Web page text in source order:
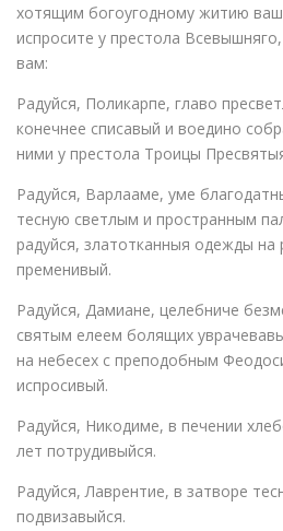
хотящим богоугодному житию
испросите у престола
вам:
Радуйся, Поликарпе, главо
конечнее списавый и воедино
ними у престола Троицы
Радуйся, Варлааме, уме
тесную светлым и пространным
радуйся, златотканныя одежды на
пременивый.
Радуйся, Дамиане, целебниче
святым елеем болящих
на небесех с преподобным
испросивый.
Радуйся, Никодиме, в печении
лет потрудивыйся.
Радуйся, Лаврентие, в затворе
подвизавыйся.